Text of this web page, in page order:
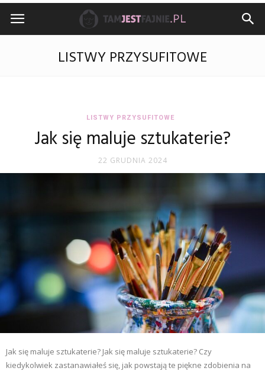
TamJestFajnie.pl
LISTWY PRZYSUFITOWE
LISTWY PRZYSUFITOWE
Jak się maluje sztukaterie?
22 GRUDNIA 2024
Jak się maluje sztukaterie? Jak się maluje sztukaterie? Czy
kiedykolwiek zastanawiałeś się, jak powstają te piękne zdobienia na